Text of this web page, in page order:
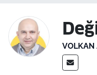
VOLKAN
Resmi İlanlar
Son Dakika
Haber Arşivi